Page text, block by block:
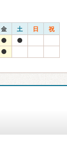
金 土 日 祝